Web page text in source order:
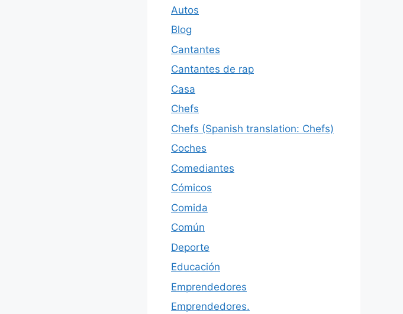
Autos
Blog
Cantantes
Cantantes de rap
Casa
Chefs
Chefs (Spanish translation: Chefs)
Coches
Comediantes
Cómicos
Comida
Común
Deporte
Educación
Emprendedores
Emprendedores.